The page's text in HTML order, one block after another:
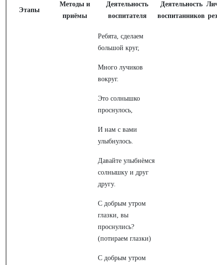
Этапы
Методы и
приёмы
Деятельность
воспитателя
Деятельность
воспитанников
Ребята, сделаем
большой круг,
Много лучиков
вокруг.
Это солнышко
проснулось,
И нам с вами
улыбнулось.
Давайте улыбнѐмся
солнышку и друг
другу.
С добрым утром
глазки, вы
проснулись?
(потираем глазки)
С добрым утром